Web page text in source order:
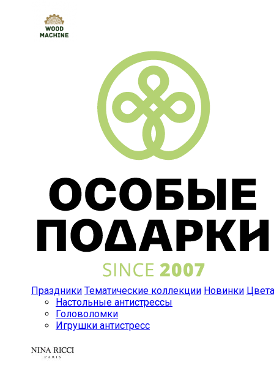
Праздники Тематические коллекции Новинки Цвета
Настольные антистрессы
Головоломки
Игрушки антистресс